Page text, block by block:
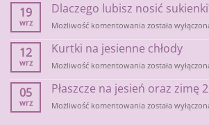
19
wrz
Dlaczego lubisz nosić
Możliwość komentowania Dlaczego
nosić
została
12
wrz
Kurtki na jesienne chłody
Możliwość komentowania Kurtki
jesienne
została
05
wrz
Płaszcze na jesień oraz zimę
Możliwość komentowania Płaszcze
została